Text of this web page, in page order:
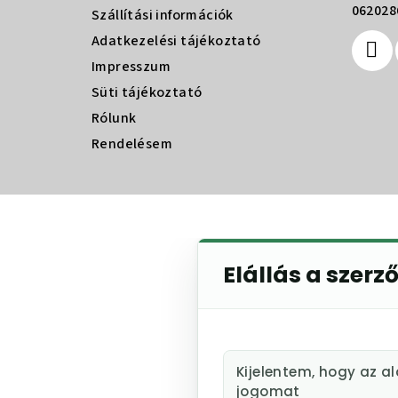
Szállítási információk
Adatkezelési tájékoztató
Impresszum
Süti tájékoztató
Rólunk
Rendelésem
Elállás a
Kijelentem, hogy az
jogomat